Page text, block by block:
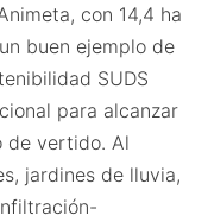
con 14,4 ha
buen ejemplo de
SUDS
para alcanzar
de vertido. Al
jardines de lluvia,